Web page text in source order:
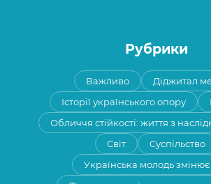
Рубрики
Важливо
Діджитал
Історії українського опору
Обличчя стійкості: життя з
Світ
Суспільство
Українська молодь змінює